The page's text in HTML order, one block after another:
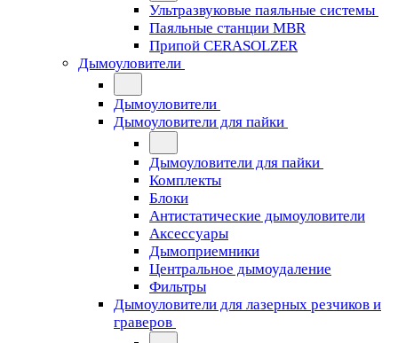
Ультразвуковые паяльные системы
Паяльные станции MBR
Припой CERASOLZER
Дымоуловители
Дымоуловители
Дымоуловители для пайки
Дымоуловители для пайки
Комплекты
Блоки
Антистатические дымоуловители
Аксессуары
Дымоприемники
Центральное дымоудаление
Фильтры
Дымоуловители для лазерных резчиков и
граверов